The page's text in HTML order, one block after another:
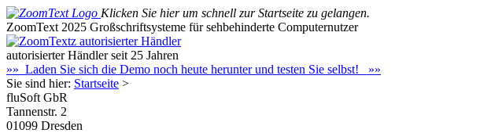
Klicken Sie hier um schnell zur Startseite zu gelangen.
ZoomText 2025 Großschriftsysteme für sehbehinderte Computernutzer
autorisierter Händler seit 25 Jahren
»» Laden Sie sich die Demo noch heute herunter und testen Sie selbst! »»
Sie sind hier: Startseite >
fluSoft GbR
Tannenstr. 2
01099 Dresden